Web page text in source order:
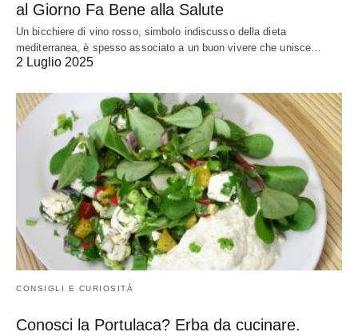
al Giorno Fa Bene alla Salute
Un bicchiere di vino rosso, simbolo indiscusso della dieta
mediterranea, è spesso associato a un buon vivere che unisce…
2 Luglio 2025
CONSIGLI E CURIOSITÀ
Conosci la Portulaca? Erba da cucinare.